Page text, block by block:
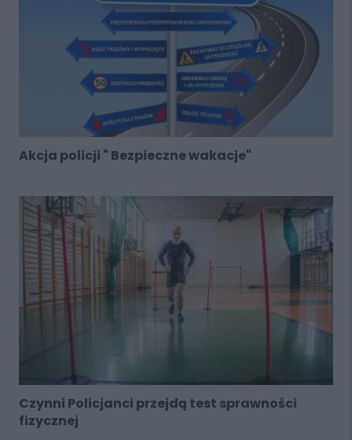
Akcja policji " Bezpieczne wakacje"
Czynni Policjanci przejdą test sprawności
fizycznej